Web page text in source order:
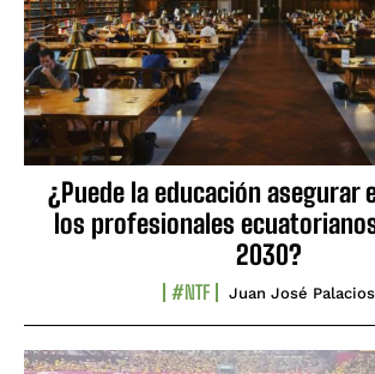
¿Puede la educación asegurar
los profesionales
2030?
#NTF Juan José Palacios